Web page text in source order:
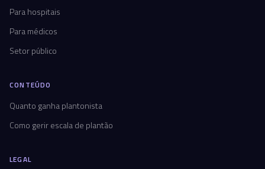
Para hospitais
Para médicos
Setor público
CONTEÚDO
Quanto ganha plantonista
Como gerir escala de plantão
LEGAL